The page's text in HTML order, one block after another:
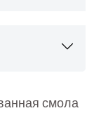
смола